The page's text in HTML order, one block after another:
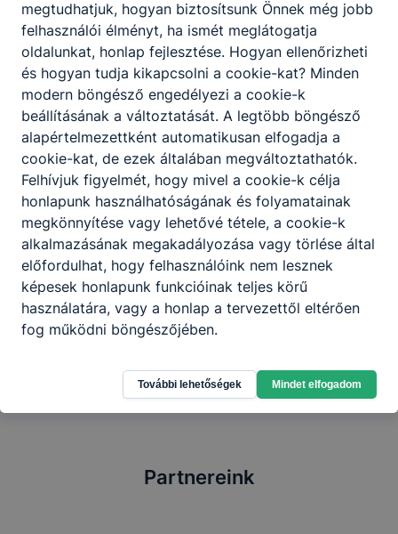
berendezéseket kezel;
előkészítő műveleteket végez;
tésztát készít;
tölteléket készít;
feldolgozza a tésztát;
tésztát keleszt;
tésztát süt;
befejező műveleteket végez;
készterméket kezel, csomagol;
adminisztrációs munkát végez.
Megosztás
Partnereink
megtudhatjuk, hogyan biztosítsunk Önnek még jobb
felhasználói élményt, ha ismét meglátogatja
oldalunkat, honlap fejlesztése. Hogyan ellenőrizheti
és hogyan tudja kikapcsolni a cookie-kat? Minden
modern böngésző engedélyezi a cookie-k
beállításának a változtatását. A legtöbb böngésző
alapértelmezettként automatikusan elfogadja a
cookie-kat, de ezek általában megváltoztathatók.
Felhívjuk figyelmét, hogy mivel a cookie-k célja
honlapunk használhatóságának és folyamatainak
megkönnyítése vagy lehetővé tétele, a cookie-k
alkalmazásának megakadályozása vagy törlése által
előfordulhat, hogy felhasználóink nem lesznek
képesek honlapunk funkcióinak teljes körű
használatára, vagy a honlap a tervezettől eltérően
fog működni böngészőjében.
További lehetőségek Mindet elfogadom